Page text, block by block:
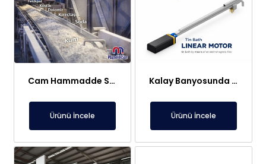
Cam Hammadde Sektörü İçin Askı Tipi Neodimyum Plaka Mıknatıs | Yüksek Gauss Manyetik Separatör
Ürünü İncele
Kalay Banyosunda Lineer Elektromıknatıs: Sıcaklık Homojenliği ve Oksit Temizleme
Ürünü İncele